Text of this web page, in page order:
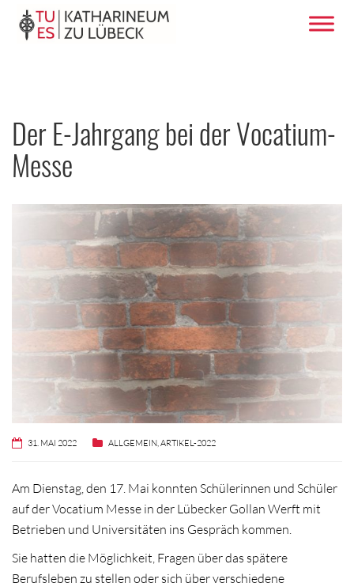
Der E-Jahrgang bei der Vocatium-
Messe
31. MAI 2022 ALLGEMEIN,ARTIKEL-2022
Am Dienstag, den 17. Mai konnten Schülerinnen und Schüler
auf der Vocatium Messe in der Lübecker Gollan Werft mit
Betrieben und Universitäten ins Gespräch kommen.
Sie hatten die Möglichkeit, Fragen über das spätere
Berufsleben zu stellen oder sich über verschiedene